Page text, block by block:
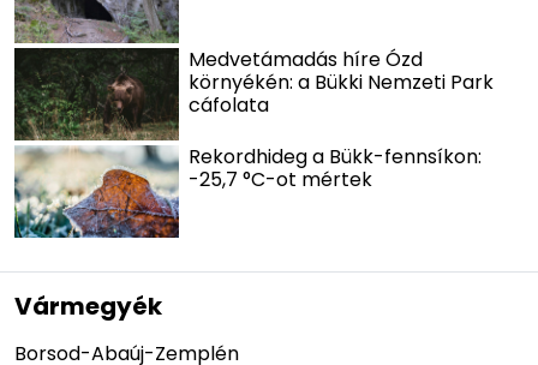
Medvetámadás híre Ózd
környékén: a Bükki Nemzeti Park
cáfolata
Rekordhideg a Bükk-fennsíkon:
-25,7 °C-ot mértek
Vármegyék
Borsod-Abaúj-Zemplén